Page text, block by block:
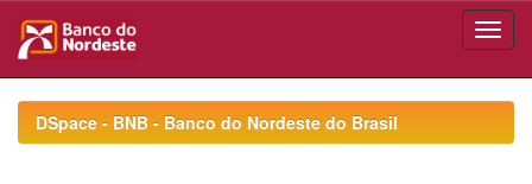
navigationDSpace - BNB - Banco do Nordeste do Brasil